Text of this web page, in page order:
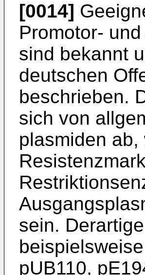
[0014]
Promotor-
sind bekannt
deutschen
beschrieben.
sich von
plasmiden
sein.
pUB110,